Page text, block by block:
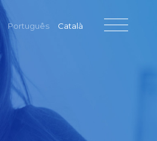
Português Català